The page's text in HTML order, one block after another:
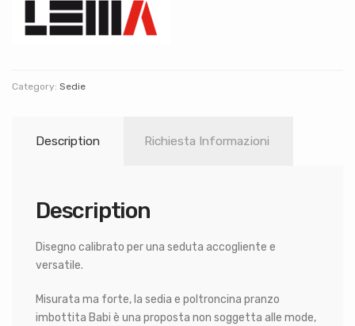
Category: Sedie
Description Richiesta Informazioni
Description
Disegno calibrato per una seduta accogliente e
versatile.
Misurata ma forte, la sedia e poltroncina pranzo
imbottita Babi è una proposta non soggetta alle mode,